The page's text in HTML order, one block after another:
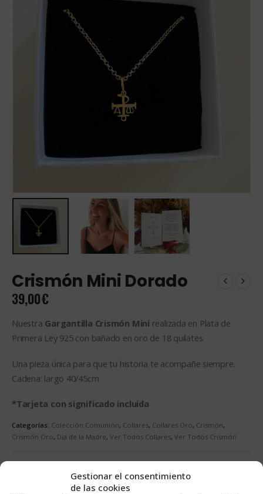
Gestionar el consentimiento
de las cookies
Crismón Mini Dorado
39,00€
Nuestra Gargantilla Crismón Mini realizada en Plata de
Primera Ley 925 con bañado en oro de 18 quilates.
Una pieza única para que tu historia te acompañe siempre.
Cadena: largo 40/45cm
*Tarjeta con significado incluida
Categorías: Colección Comunión, Collares, Collares Oro, Crismón,
Crismón Oro, Día de la Madre, Ver Todos Collares, Ver Todos Crismón
AÑADIR AL CARRITO